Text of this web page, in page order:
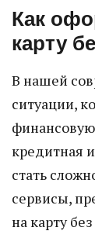
Как
карту
В нашей
ситуации,
кредитная
стать
сервисы,
на карту